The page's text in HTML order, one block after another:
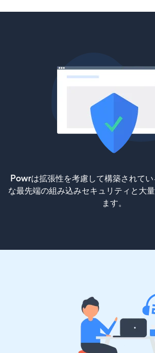
Powrは拡張性を考慮して構築されて
な最先端の組み込みセキュリティと大
ます。